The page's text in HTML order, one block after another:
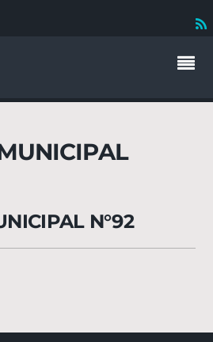
N°92